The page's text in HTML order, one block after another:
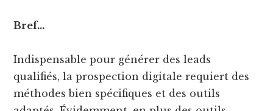
Bref…
Indispensable pour générer des leads
qualifiés, la prospection digitale requiert des
méthodes bien spécifiques et des outils